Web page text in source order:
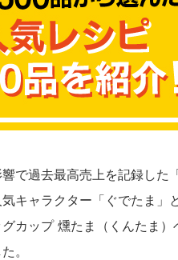
で過去最高売上を記録した
キャラクター「ぐでたま」
カップ 燻たま（くんたま
。